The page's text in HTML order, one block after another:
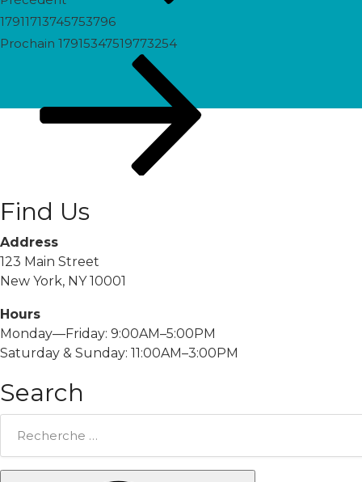
17911713745753796
Prochain
Prochain 17915347519773254
Find Us
Address
123 Main Street
New York, NY 10001
Hours
Monday—Friday: 9:00AM–5:00PM
Saturday & Sunday: 11:00AM–3:00PM
Search